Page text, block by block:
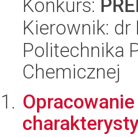
Konkurs:
Kierownik:
Politechnika
Chemicznej